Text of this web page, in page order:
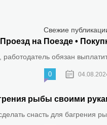
Свежие
на Поезде •
обязан
0
рыбы своими
снасть для багрения